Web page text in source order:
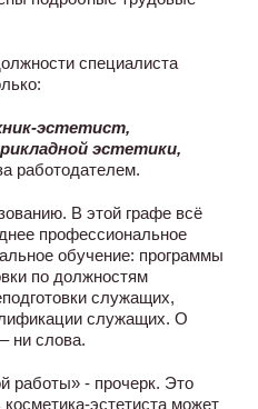
специалиста
эстетист,
эстетики,
работодателем.
В этой графе всё
профессиональное
обучение: программы
по должностям
служащих,
служащих. О
ни слова.
работы» - прочерк. Это
эстетиста может